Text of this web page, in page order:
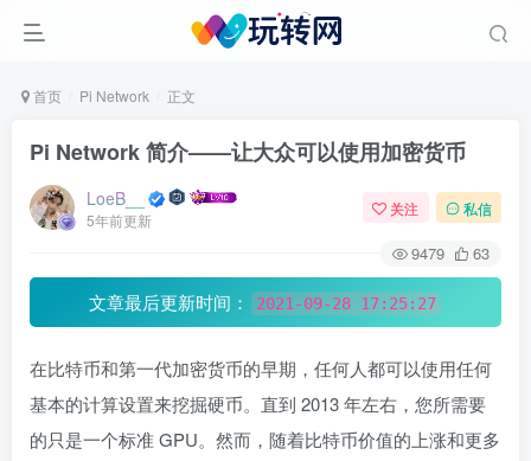
首页 Pi Network 正文
Pi Network 简介——让大众可以使用加密货币
LoeB__
5年前更新
关注 私信
9479 63
文章最后更新时间： 2021-09-28 17:25:27
在比特币和第一代加密货币的早期，任何人都可以使用任何
基本的计算设置来挖掘硬币。直到 2013 年左右，您所需要
的只是一个标准 GPU。然而，随着比特币价值的上涨和更多